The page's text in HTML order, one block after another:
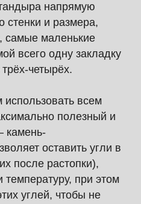
напрямую
стенки и размера,
самые маленькие
всего одну закладку
четырёх.
всем
полезный и
камень-
оставить угли в
после растопки),
температуру, при этом
углей, чтобы не